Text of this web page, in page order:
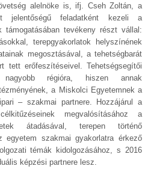
alelnöke is, ifj. Cseh Zoltán, a
jelentőségű feladatként kezeli a
támogatásában tevékeny részt vállal:
terepgyakorlatok helyszínének
megosztásával, a tehetségbarát
tett erőfeszítéseivel. Tehetségsegítői
régióra, hiszen annak
a Miskolci Egyetemnek a
– szakmai partnere. Hozzájárul a
megvalósításához a
átadásával, terepen történő
egyetem szakmai gyakorlatra érkező
témák kidolgozásához, s 2016
képzési partnere lesz.